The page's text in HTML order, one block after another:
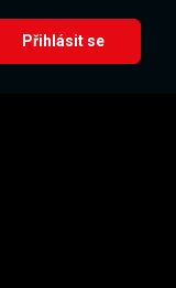
Přihlásit se